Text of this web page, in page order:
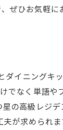
ぜひお気軽に
ダイニングキ
でなく単語や
の高級レジ
が求められ